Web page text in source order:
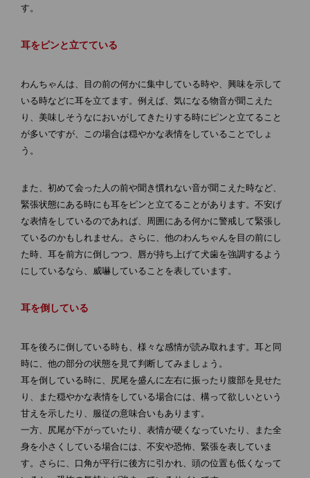
す。
耳をピンと立てている
わんちゃんは、目の前の何かに集中している時や、興味を示して
いる時などに耳を立てます。例えば、気になる物音が聞こえた
り、美味しそうなにおいがしてきたりする時にピンと立てること
が多いですが、この場合は穏やかな表情をしていることでしょ
う。
また、初めて会った人の前や聞き慣れない音が聞こえた時など、
緊張状態にある時にも耳をピンと立てることがあります。不安げ
な表情をしているのであれば、周囲にある何かに警戒して緊張し
ているのかもしれません。さらに、他のわんちゃんを目の前にし
た時、耳を前方に倒しつつ、唇が持ち上げて犬歯を強調するよう
にしているなら、威嚇していることを表しています。
耳を倒している
耳を後ろに倒している時も、様々な感情が読み取れます。耳と同
時に、他の部分の状態を見て判断してみましょう。
耳を倒している時に、尻尾を盛んに左右に振ったり腹部を見せた
り、また穏やかな表情をしている場合には、構って欲しいという
甘えを示したり、服従の意味合いもあります。
一方、尻尾が下がっていたり、表情が硬くなっていたり、また全
身を小さくしている場合には、不安や恐怖、緊張を表していま
す。さらに、口角が平行に後方に引かれ、頭の位置も低くなって